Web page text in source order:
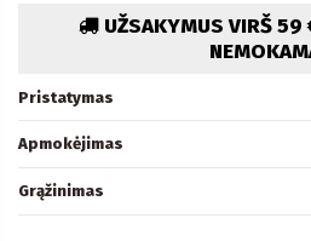
UŽSAKYMUS VIRŠ 59
Pristatymas
Apmokėjimas
Grąžinimas